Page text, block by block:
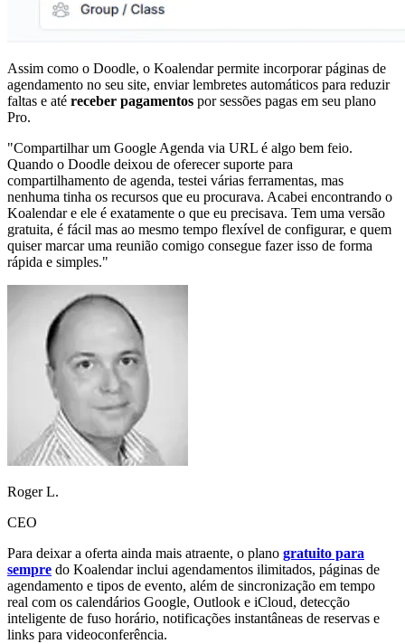
Assim como o Doodle, o Koalendar permite incorporar páginas de
agendamento no seu site, enviar lembretes automáticos para reduzir
faltas e até receber pagamentos por sessões pagas em seu plano
Pro.
"Compartilhar um Google Agenda via URL é algo bem feio.
Quando o Doodle deixou de oferecer suporte para
compartilhamento de agenda, testei várias ferramentas, mas
nenhuma tinha os recursos que eu procurava. Acabei encontrando o
Koalendar e ele é exatamente o que eu precisava. Tem uma versão
gratuita, é fácil mas ao mesmo tempo flexível de configurar, e quem
quiser marcar uma reunião comigo consegue fazer isso de forma
rápida e simples."
Roger L.
CEO
Para deixar a oferta ainda mais atraente, o plano gratuito para
sempre do Koalendar inclui agendamentos ilimitados, páginas de
agendamento e tipos de evento, além de sincronização em tempo
real com os calendários Google, Outlook e iCloud, detecção
inteligente de fuso horário, notificações instantâneas de reservas e
links para videoconferência.